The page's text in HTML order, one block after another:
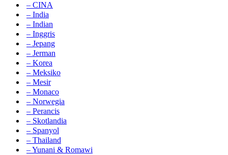
– CINA
– India
– Indian
– Inggris
– Jepang
– Jerman
– Korea
– Meksiko
– Mesir
– Monaco
– Norwegia
– Perancis
– Skotlandia
– Spanyol
– Thailand
– Yunani & Romawi